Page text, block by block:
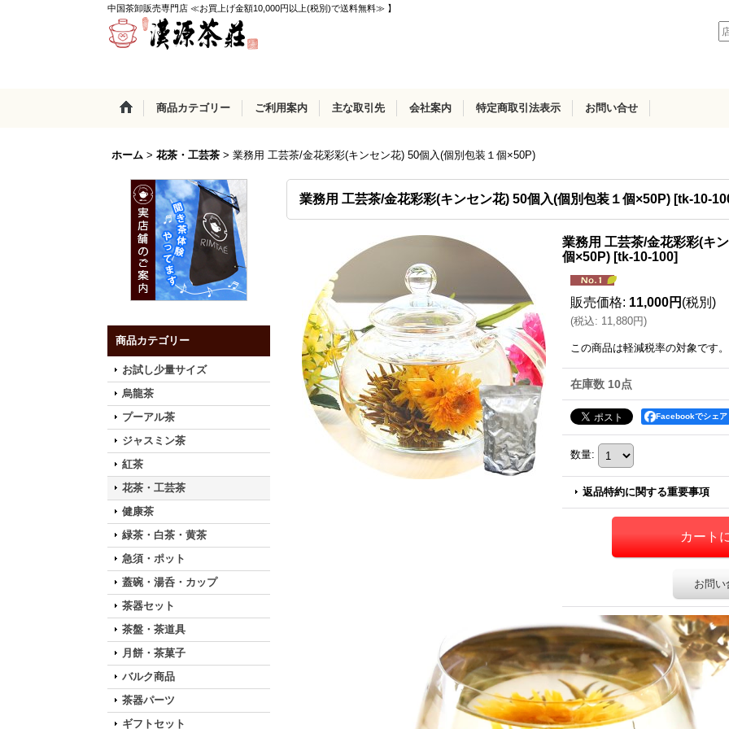
中国茶卸販売専門店 ≪お買上げ金額10,000円以上(税別)で送料無料≫ 】
商品カテゴリー ご利用案内 主な取引先 会社案内 特定商取引法表示 お問い合せ
ホーム > 花茶・工芸茶 > 業務用 工芸茶/金花彩彩(キンセン花) 50個入(個別包装１個×50P)
商品カテゴリー
お試し少量サイズ
烏龍茶
プーアル茶
ジャスミン茶
紅茶
花茶・工芸茶
健康茶
緑茶・白茶・黄茶
急須・ポット
蓋碗・湯呑・カップ
茶器セット
茶盤・茶道具
月餅・茶菓子
バルク商品
茶器パーツ
ギフトセット
業務用 工芸茶/金花彩彩(キンセン花) 50個入(個別包装１個×50P) [tk-10-
業務用 工芸茶/金花彩彩(キ
個×50P) [tk-10-100]
販売価格: 11,000円 (税別)
(税込: 11,880円)
この商品は軽減税率の対象です。
在庫数 10点
Facebookでシェア
数量:
返品特約に関する重要事項
お問い